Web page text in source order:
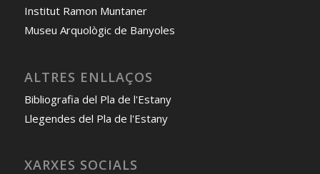
Institut Ramon Muntaner
Museu Arquològic de Banyoles
ALTRES ENLLAÇOS
Bibliografia del Pla de l'Estany
Llegendes del Pla de l'Estany
XARXES SOCIALS